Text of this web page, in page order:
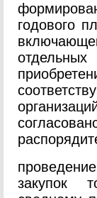
годового
закупок